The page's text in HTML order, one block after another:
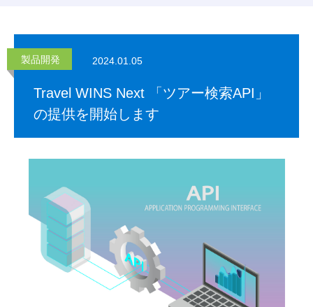
2024.01.05
製品開発
Travel WINS Next 「ツアー検索API」
の提供を開始します